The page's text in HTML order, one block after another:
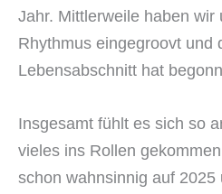
Jahr. Mittlerweile haben wir
Rhythmus eingegroovt und
Lebensabschnitt hat
Insgesamt fühlt es sich so
vieles ins Rollen
schon wahnsinnig auf 2025